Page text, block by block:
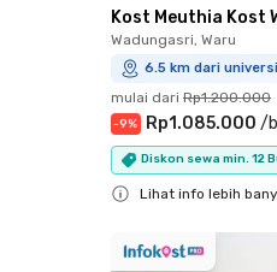
Kost Meuthia Kost
Wadungasri, Waru
6.5 km dari
mulai dari Rp1.200.000
-9% Rp1.085.000 /
Diskon sewa min. 12
Lihat info lebih